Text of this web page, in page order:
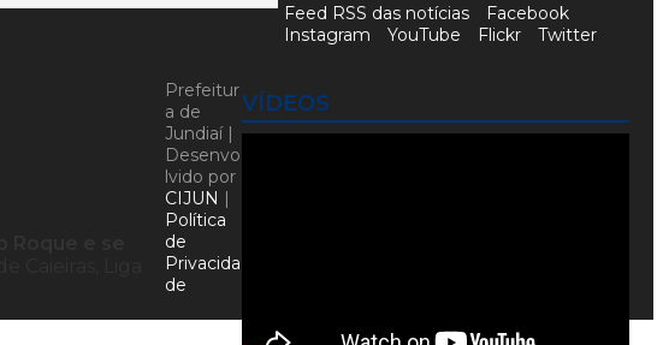
VÍDEOS
Feed RSS das notícias
Facebook
Instagram
YouTube Flickr Twitter
Prefeitur
a de
Jundiaí |
Desenvo
lvido por
CIJUN |
Política
de
Privacida
de